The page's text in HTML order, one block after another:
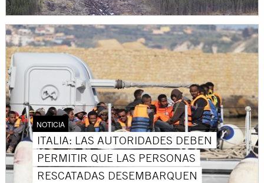
NOTICIA
ITALIA: LAS AUTORIDADES DEBEN
PERMITIR QUE LAS PERSONAS
RESCATADAS DESEMBARQUEN